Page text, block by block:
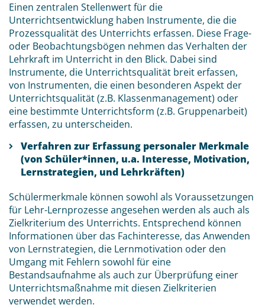
Einen zentralen Stellenwert für die
Unterrichtsentwicklung haben Instrumente, die die
Prozessqualität des Unterrichts erfassen. Diese Frage-
oder Beobachtungsbögen nehmen das Verhalten der
Lehrkraft im Unterricht in den Blick. Dabei sind
Instrumente, die Unterrichtsqualität breit erfassen,
von Instrumenten, die einen besonderen Aspekt der
Unterrichtsqualität (z.B. Klassenmanagement) oder
eine bestimmte Unterrichtsform (z.B. Gruppenarbeit)
erfassen, zu unterscheiden.
Verfahren zur Erfassung personaler Merkmale
(von Schüler*innen, u.a. Interesse, Motivation,
Lernstrategien, und Lehrkräften)
Schülermerkmale können sowohl als Voraussetzungen
für Lehr-Lernprozesse angesehen werden als auch als
Zielkriterium des Unterrichts. Entsprechend können
Informationen über das Fachinteresse, das Anwenden
von Lernstrategien, die Lernmotivation oder den
Umgang mit Fehlern sowohl für eine
Bestandsaufnahme als auch zur Überprüfung einer
Unterrichtsmaßnahme mit diesen Zielkriterien
verwendet werden.